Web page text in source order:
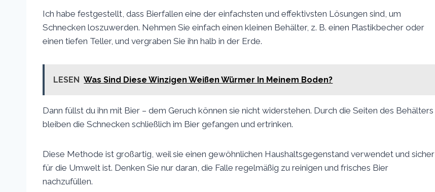
Ich habe festgestellt, dass Bierfallen eine der einfachsten und effektivsten Lösungen sind, um
Schnecken loszuwerden. Nehmen Sie einfach einen kleinen Behälter, z. B. einen Plastikbecher oder
einen tiefen Teller, und vergraben Sie ihn halb in der Erde.
LESEN Was Sind Diese Winzigen Weißen Würmer In Meinem Boden?
Dann füllst du ihn mit Bier – dem Geruch können sie nicht widerstehen. Durch die Seiten des Behälters
bleiben die Schnecken schließlich im Bier gefangen und ertrinken.
Diese Methode ist großartig, weil sie einen gewöhnlichen Haushaltsgegenstand verwendet und sicher
für die Umwelt ist. Denken Sie nur daran, die Falle regelmäßig zu reinigen und frisches Bier
nachzufüllen.